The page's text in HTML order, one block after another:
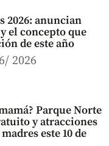
2026: anuncian
el concepto que
de este año
2026
Parque Norte
y atracciones
este 10 de